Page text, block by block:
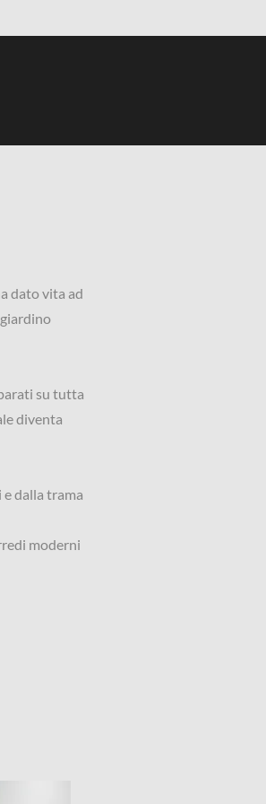
dato vita ad
su tutta
diventa
dalla trama
moderni